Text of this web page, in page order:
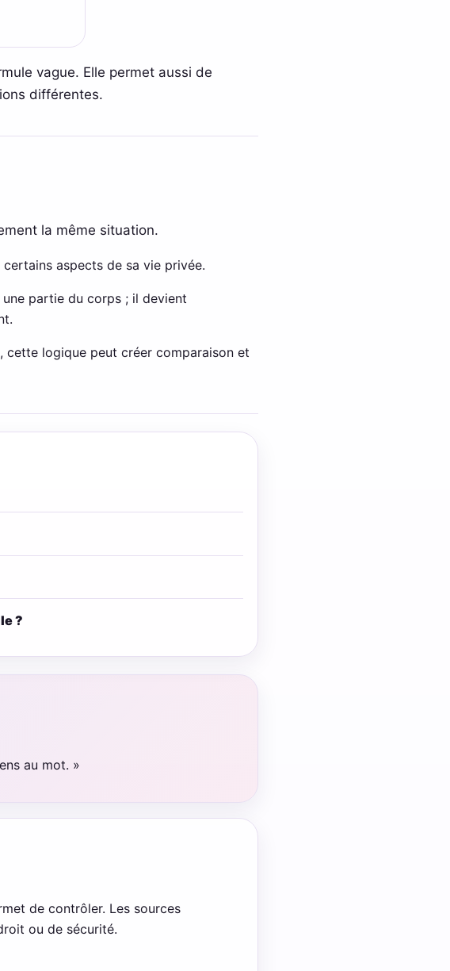
vague. Elle permet aussi de
différentes.
la même situation.
aspects de sa vie privée.
partie du corps ; il devient
cette logique peut créer comparaison et
?
au mot. »
de contrôler. Les sources
ou de sécurité.